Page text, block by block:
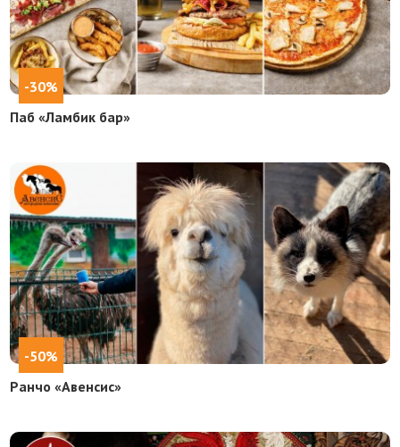
-30%
Паб «Ламбик бар»
-50%
Ранчо «Авенсис»